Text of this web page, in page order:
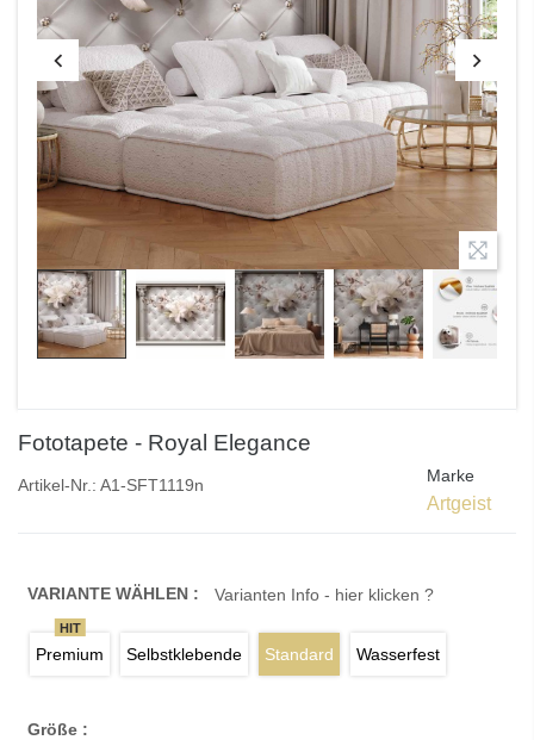
Fototapete - Royal Elegance
Artikel-Nr.: A1-SFT1119n Marke
Artgeist
VARIANTE WÄHLEN : Varianten Info - hier klicken ?
Premium
HIT
Selbstklebende Standard Wasserfest
Größe :